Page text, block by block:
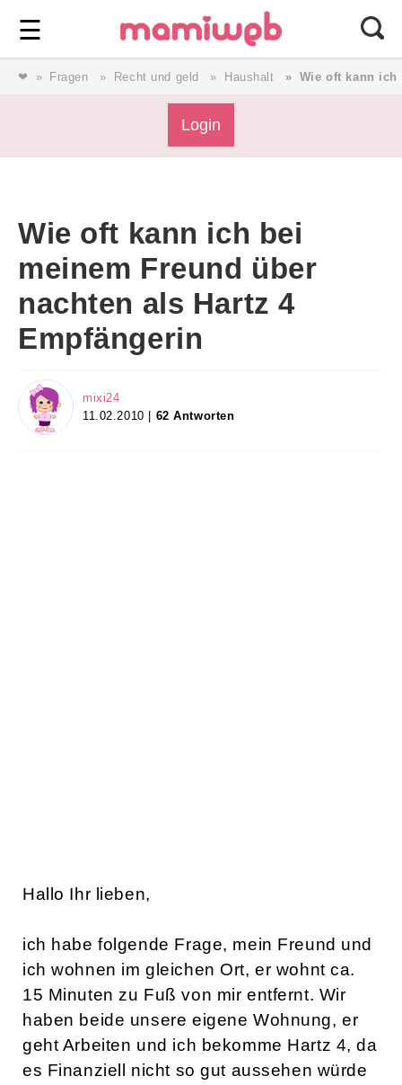
☰ ⎯ Wir lieben Familie ⎯
❤ Fragen Recht und geld Haushalt Wie oft kann ich
Login
Wie oft kann ich bei
meinem Freund über
nachten als Hartz 4
Empfängerin
mixi24
11.02.2010 | 62 Antworten
Hallo Ihr lieben,
ich habe folgende Frage, mein Freund und
ich wohnen im gleichen Ort, er wohnt ca.
15 Minuten zu Fuß von mir entfernt. Wir
haben beide unsere eigene Wohnung, er
geht Arbeiten und ich bekomme Hartz 4, da
es Finanziell nicht so gut aussehen würde
Forum
Service